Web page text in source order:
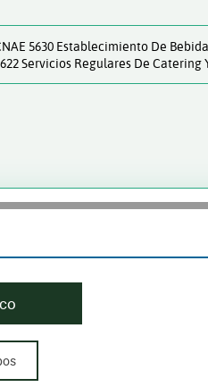
5630 Establecimiento De
Servicios Regulares De